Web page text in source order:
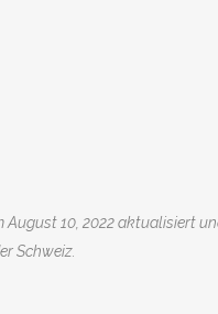
10, 2022 aktualisiert
Schweiz.